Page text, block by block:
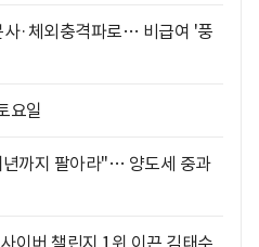
사·체외충격파로… 비급여 '풍
요일
년까지 팔아라"… 양도세 중과